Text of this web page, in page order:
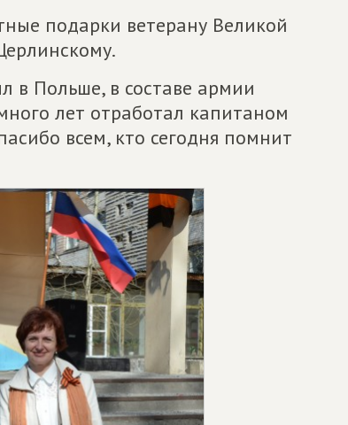
подарки ветерану Великой
в Польше, в составе армии
лет отработал капитаном
всем, кто сегодня помнит